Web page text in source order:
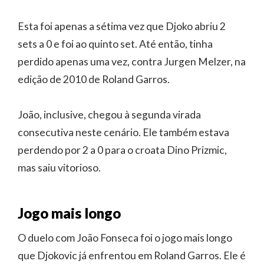
Esta foi apenas a sétima vez que Djoko abriu 2
sets a 0 e foi ao quinto set. Até então, tinha
perdido apenas uma vez, contra Jurgen Melzer, na
edição de 2010 de Roland Garros.
João, inclusive, chegou à segunda virada
consecutiva neste cenário. Ele também estava
perdendo por 2 a 0 para o croata Dino Prizmic,
mas saiu vitorioso.
Jogo mais longo
O duelo com João Fonseca foi o jogo mais longo
que Djokovic já enfrentou em Roland Garros. Ele é